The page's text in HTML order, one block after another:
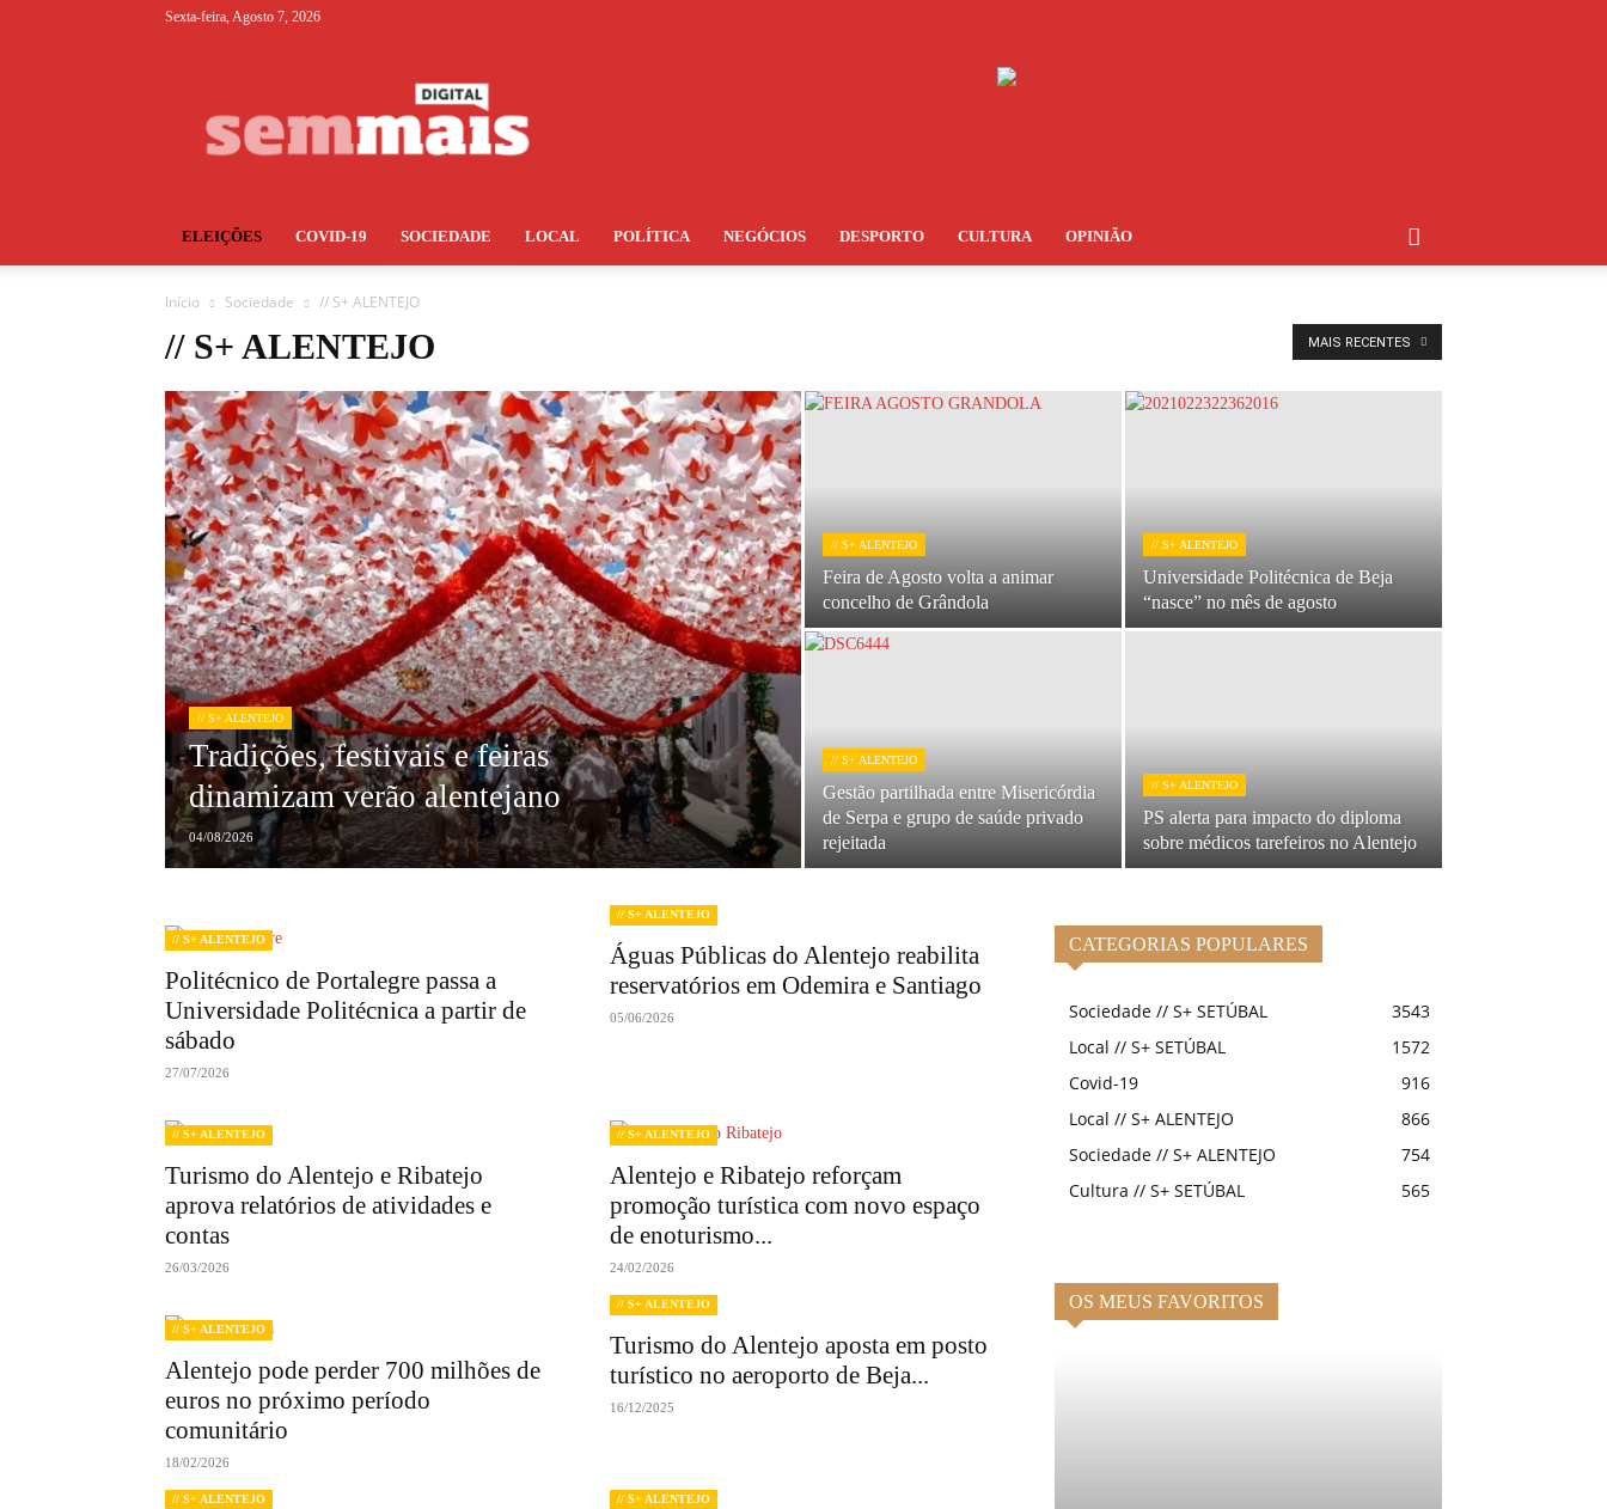
Sexta-feira, Agosto 7, 2026
ELEIÇÕES COVID-19 SOCIEDADE LOCAL POLÍTICA NEGÓCIOS DESPORTO CULTURA OPINIÃO
Início Sociedade // S+ ALENTEJO
// S+ ALENTEJO MAIS RECENTES
// S+ ALENTEJO
Tradições, festivais e feiras
dinamizam verão alentejano
04/08/2026
// S+ ALENTEJO
Feira de Agosto volta a animar
concelho de Grândola
// S+ ALENTEJO
Universidade Politécnica de Beja
“nasce” no mês de agosto
// S+ ALENTEJO
Gestão partilhada entre Misericórdia
de Serpa e grupo de saúde privado
rejeitada
// S+ ALENTEJO
PS alerta para impacto do diploma
sobre médicos tarefeiros no Alentejo
// S+ ALENTEJO
Politécnico de Portalegre passa a
Universidade Politécnica a partir de
sábado
27/07/2026
// S+ ALENTEJO
Águas Públicas do Alentejo reabilita
reservatórios em Odemira e Santiago
05/06/2026
// S+ ALENTEJO
Turismo do Alentejo e Ribatejo
aprova relatórios de atividades e
contas
26/03/2026
// S+ ALENTEJO
Alentejo e Ribatejo reforçam
promoção turística com novo espaço
de enoturismo...
24/02/2026
// S+ ALENTEJO
Alentejo pode perder 700 milhões de
euros no próximo período
comunitário
18/02/2026
// S+ ALENTEJO
Turismo do Alentejo aposta em posto
turístico no aeroporto de Beja...
16/12/2025
// S+ ALENTEJO // S+ ALENTEJO
CATEGORIAS POPULARES
Sociedade // S+ SETÚBAL
3543
Local // S+ SETÚBAL
1572
Covid-19
916
Local // S+ ALENTEJO
866
Sociedade // S+ ALENTEJO
754
Cultura // S+ SETÚBAL
565
OS MEUS FAVORITOS